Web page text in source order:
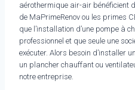
aérothermique air-air bénéficient
de MaPrimeRenov ou les primes
que l’installation d’une pompe à
professionnel et que seule une
exécuter. Alors besoin d’installer
un plancher chauffant ou
notre entreprise.